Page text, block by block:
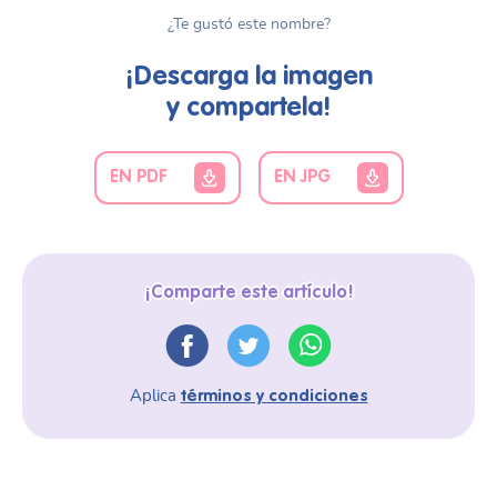
¿Te gustó este nombre?
¡Descarga la imagen
y compartela!
EN PDF EN JPG
¡Comparte este artículo!
Aplica términos y condiciones